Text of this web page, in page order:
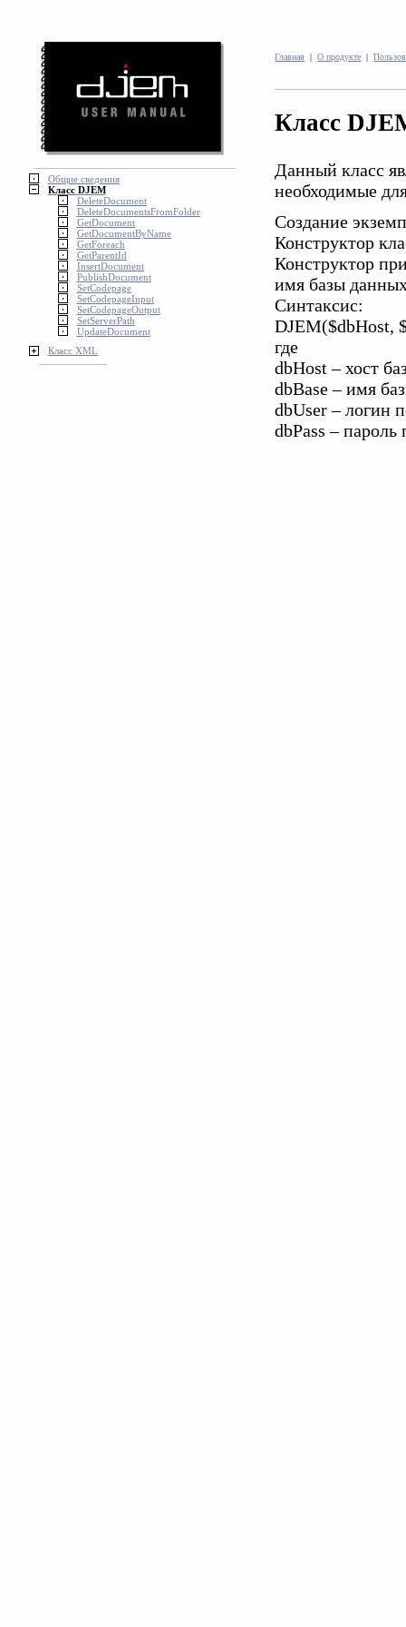
Общие сведения
Класс DJEM
DeleteDocument
DeleteDocumentsFromFolder
GetDocument
GetDocumentByName
GetForeach
GetParentId
InsertDocument
PublishDocument
SetCodepage
SetCodepageInput
SetCodepageOutput
SetServerPath
UpdateDocument
Класс XML
Главная |О продукте |
Класс
Данный класс
необходимые
Создание
Конструктор
Конструктор
имя базы
Синтаксис:
DJEM($dbHost,
где
dbHost – хост
dbBase – имя
dbUser – логин
dbPass – пароль